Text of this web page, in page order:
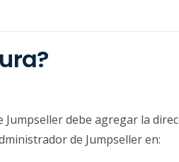
debe agregar la
de Jumpseller en: